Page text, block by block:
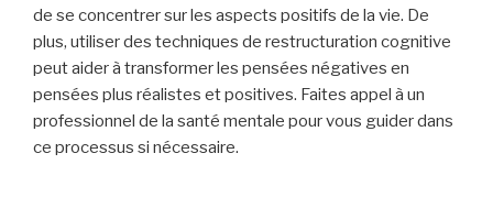
de se concentrer sur les aspects positifs de la vie. De
plus, utiliser des techniques de restructuration cognitive
peut aider à transformer les pensées négatives en
pensées plus réalistes et positives. Faites appel à un
professionnel de la santé mentale pour vous guider dans
ce processus si nécessaire.